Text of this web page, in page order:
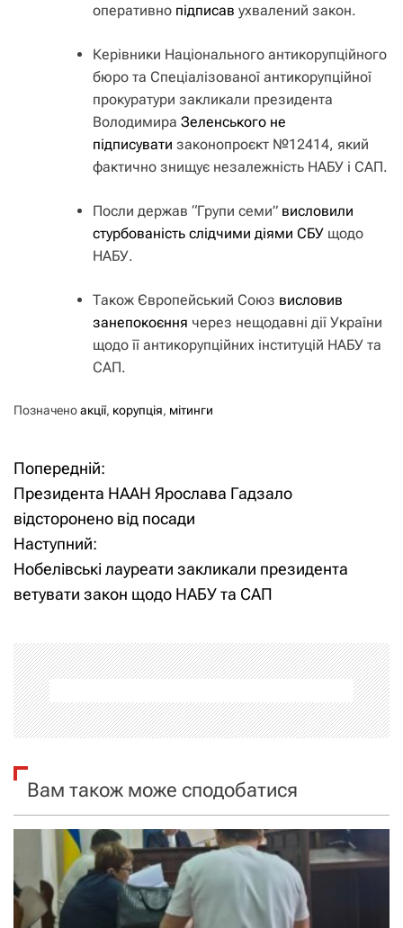
оперативно підписав ухвалений закон.
Керівники Національного антикорупційного
бюро та Спеціалізованої антикорупційної
прокуратури закликали президента
Володимира Зеленського не
підписувати законопроєкт №12414, який
фактично знищує незалежність НАБУ і САП.
Посли держав “Групи семи” висловили
стурбованість слідчими діями СБУ щодо
НАБУ.
Також Європейський Союз висловив
занепокоєння через нещодавні дії України
щодо її антикорупційних інституцій НАБУ та
САП.
Позначеноакції, корупція, мітинги
Н
а
в
і
а
ц
і
я
з
п
Попередній:
Президента НААН Ярослава Гадзало
відсторонено від посади
Наступний:
Нобелівські лауреати закликали президента
ветувати закон щодо НАБУ та САП
Вам також може сподобатися